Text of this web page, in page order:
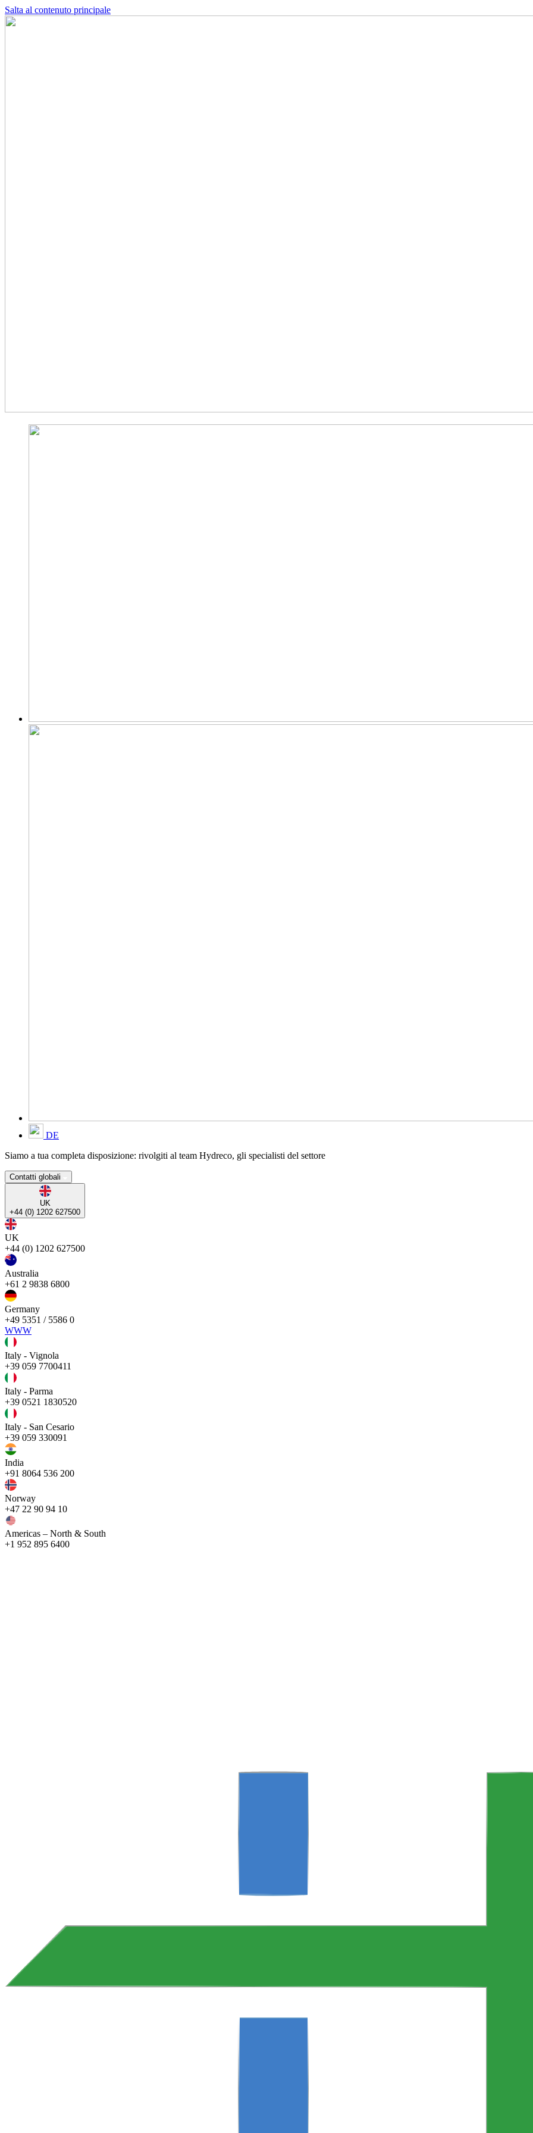
Salta al contenuto principale
DE
Siamo a tua completa disposizione: rivolgiti al team Hydreco, gli specialisti del settore
Contatti globali
UK
+44 (0) 1202 627500
UK
+44 (0) 1202 627500
Australia
+61 2 9838 6800
Germany
+49 5351 / 5586 0
WWW
Italy - Vignola
+39 059 7700411
Italy - Parma
+39 0521 1830520
Italy - San Cesario
+39 059 330091
India
+91 8064 536 200
Norway
+47 22 90 94 10
Americas – North & South
+1 952 895 6400